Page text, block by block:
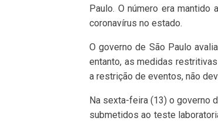
Paulo. O número era
coronavírus no estado.
O governo de São Paulo
entanto, as medidas
a restrição de eventos, não
Na sexta-feira (13) o governo
submetidos ao teste